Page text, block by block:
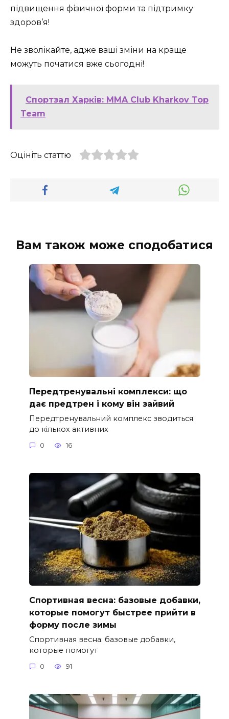
підвищення фізичної форми та підтримку
здоров’я!
Не зволікайте, адже ваші зміни на краще
можуть початися вже сьогодні!
Спортзал Харків: MMA Club Kharkov Top
Team
Оцініть статтю
Вам також може сподобатися
Передтренувальні комплекси: що
дає предтрен і кому він зайвий
Передтренувальний комплекс зводиться
до кількох активних
0 16
Спортивная весна: базовые добавки,
которые помогут быстрее прийти в
форму после зимы
Спортивная весна: базовые добавки,
которые помогут
0 91